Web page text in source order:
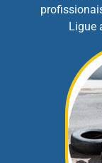
Ligue